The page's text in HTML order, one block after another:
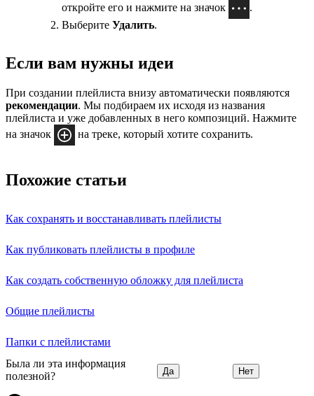
откройте его и нажмите на значок
.
Выберите Удалить.
Если вам нужны идеи
При создании плейлиста внизу автоматически появляются
рекомендации. Мы подбираем их исходя из названия
плейлиста и уже добавленных в него композиций. Нажмите
на значок
на треке, который хотите сохранить.
Похожие статьи
Как сохранять и восстанавливать плейлисты
Как публиковать плейлисты в профиле
Как создать собственную обложку для плейлиста
Общие плейлисты
Папки с плейлистами
Была ли эта информация
полезной?
Да Нет